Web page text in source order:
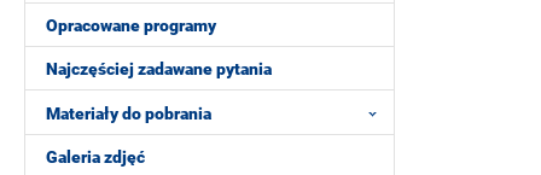
Opracowane programy
Najczęściej zadawane pytania
Materiały do pobrania
Galeria zdjęć